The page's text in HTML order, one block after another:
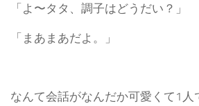
「よ〜タタ、調子はどうだい？」
「まあまあだよ。」
なんて会話がなんだか可愛くて1人